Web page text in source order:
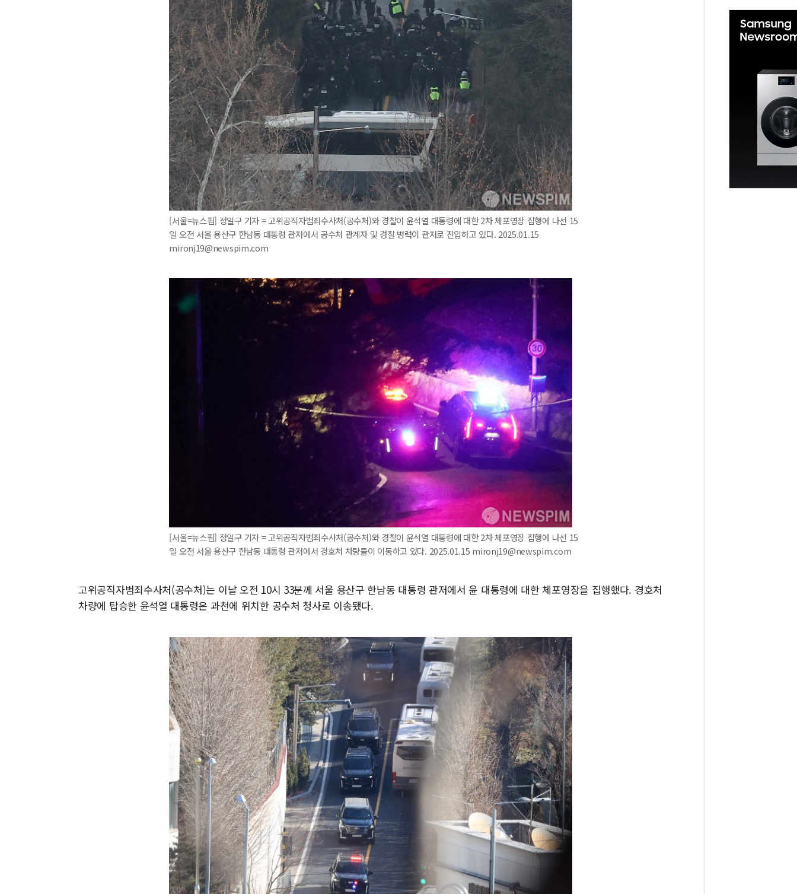
[서울=뉴스핌] 정일구 기자 = 고위공직자범죄수사처(공수처)와 경찰이 윤석열 대통령에 대한 2차 체포영장 집행에 나선 15
일 오전 서울 용산구 한남동 대통령 관저에서 공수처 관계자 및 경찰 병력이 관저로 진입하고 있다. 2025.01.15
mironj19@newspim.com
[서울=뉴스핌] 정일구 기자 = 고위공직자범죄수사처(공수처)와 경찰이 윤석열 대통령에 대한 2차 체포영장 집행에 나선 15
일 오전 서울 용산구 한남동 대통령 관저에서 경호처 차량들이 이동하고 있다. 2025.01.15 mironj19@newspim.com
고위공직자범죄수사처(공수처)는 이날 오전 10시 33분께 서울 용산구 한남동 대통령 관저에서 윤 대통령에 대한 체포영장을 집행했다. 경호처
차량에 탑승한 윤석열 대통령은 과천에 위치한 공수처 청사로 이송됐다.